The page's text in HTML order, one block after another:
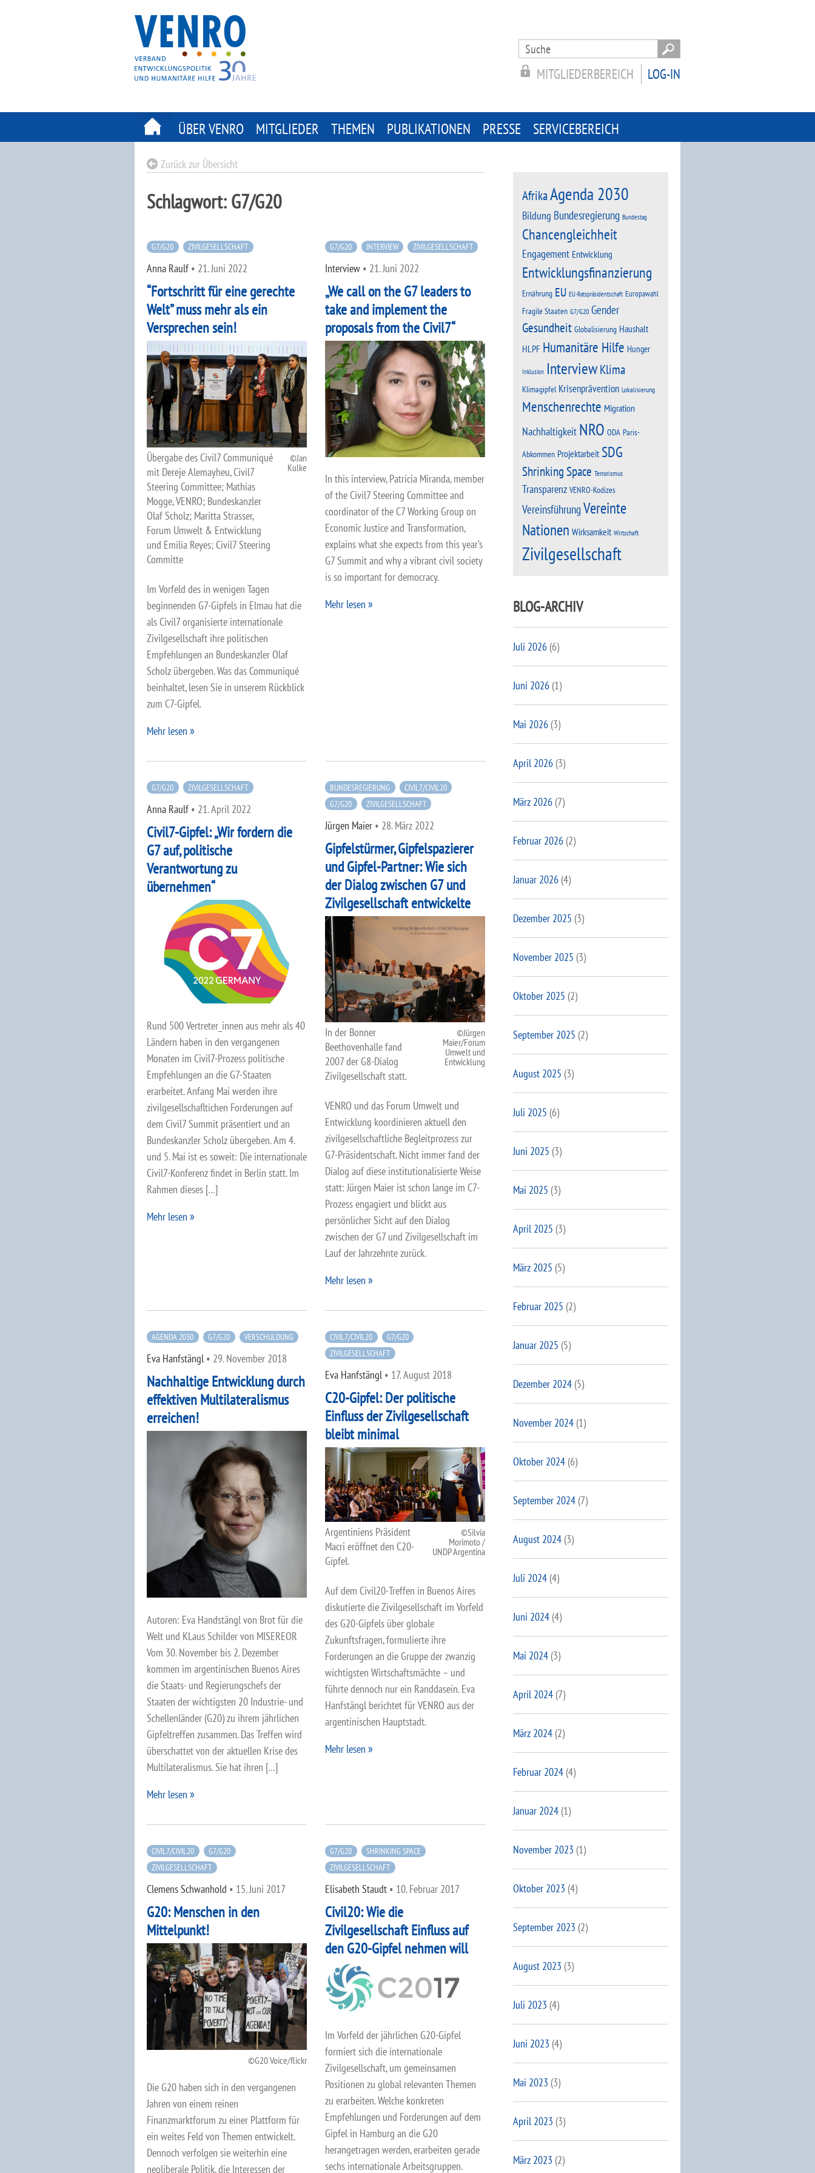
Search
for:
LOG-IN
MITGLIEDERBEREICH
ÜBER VENRO MITGLIEDER THEMEN PUBLIKATIONEN PRESSE SERVICEBEREICH
Zurück zur Übersicht
Schlagwort:G7/G20
G7/G20 ZIVILGESELLSCHAFT
Anna Raulf • 21. Juni 2022
“Fortschritt für eine gerechte
Welt” muss mehr als ein
Versprechen sein!
Übergabe des Civil7 Communiqué
mit Dereje Alemayheu, Civil7
Steering Committee; Mathias
Mogge, VENRO; Bundeskanzler
Olaf Scholz; Maritta Strasser,
Forum Umwelt & Entwicklung
und Emilia Reyes; Civil7 Steering
Committe
Jan
Kulke
Im Vorfeld des in wenigen Tagen
beginnenden G7-Gipfels in Elmau hat die
als Civil7 organisierte internationale
Zivilgesellschaft ihre politischen
Empfehlungen an Bundeskanzler Olaf
Scholz übergeben. Was das Communiqué
beinhaltet, lesen Sie in unserem Rückblick
zum C7-Gipfel.
Mehr lesen
G7/G20 INTERVIEW ZIVILGESELLSCHAFT
Interview• 21. Juni 2022
„We call on the G7 leaders to
take and implement the
proposals from the Civil7“
In this interview, Patricia Miranda, member
of the Civil7 Steering Committee and
coordinator of the C7 Working Group on
Economic Justice and Transformation,
explains what she expects from this year’s
G7 Summit and why a vibrant civil society
is so important for democracy.
Mehr lesen
G7/G20 ZIVILGESELLSCHAFT
Anna Raulf • 21. April 2022
Civil7-Gipfel: „Wir fordern die
G7 auf, politische
Verantwortung zu
übernehmen“
Rund 500 Vertreter_innen aus mehr als 40
Ländern haben in den vergangenen
Monaten im Civil7-Prozess politische
Empfehlungen an die G7-Staaten
erarbeitet. Anfang Mai werden ihre
zivilgesellschafltichen Forderungen auf
dem Civil7 Summit präsentiert und an
Bundeskanzler Scholz übergeben. Am 4.
und 5. Mai ist es soweit: Die internationale
Civil7-Konferenz findet in Berlin statt. Im
Rahmen dieses […]
Mehr lesen
BUNDESREGIERUNG
CIVIL7/CIVIL20
G7/G20
ZIVILGESELLSCHAFT
Jürgen Maier• 28. März 2022
Gipfelstürmer, Gipfelspazierer
und Gipfel-Partner: Wie sich
der Dialog zwischen G7 und
Zivilgesellschaft entwickelte
In der Bonner
Beethovenhalle fand
2007 der G8-Dialog
Zivilgesellschaft statt.
Jürgen
Maier/Forum
Umwelt und
Entwicklung
VENRO und das Forum Umwelt und
Entwicklung koordinieren aktuell den
zivilgesellschaftliche Begleitprozess zur
G7-Präsidentschaft. Nicht immer fand der
Dialog auf diese institutionalisierte Weise
statt: Jürgen Maier ist schon lange im C7-
Prozess engagiert und blickt aus
persönlicher Sicht auf den Dialog
zwischen der G7 und Zivilgesellschaft im
Lauf der Jahrzehnte zurück.
Mehr lesen
AGENDA 2030 G7/G20 VERSCHULDUNG
Eva Hanfstängl • 29. November 2018
Nachhaltige Entwicklung durch
effektiven Multilateralismus
erreichen!
Autoren: Eva Handstängl von Brot für die
Welt und KLaus Schilder von MISEREOR
Vom 30. November bis 2. Dezember
kommen im argentinischen Buenos Aires
die Staats- und Regierungschefs der
Staaten der wichtigsten 20 Industrie- und
Schellenländer (G20) zu ihrem jährlichen
Gipfeltreffen zusammen. Das Treffen wird
überschattet von der aktuellen Krise des
Multilateralismus. Sie hat ihren […]
Mehr lesen
CIVIL7/CIVIL20
G7/G20
ZIVILGESELLSCHAFT
Eva Hanfstängl• 17. August 2018
C20-Gipfel: Der politische
Einfluss der Zivilgesellschaft
bleibt minimal
Argentiniens Präsident
Macri eröffnet den C20-
Gipfel.
Silvia
Morimoto /
UNDP Argentina
Auf dem Civil20-Treffen in Buenos Aires
diskutierte die Zivilgesellschaft im Vorfeld
des G20-Gipfels über globale
Zukunftsfragen, formulierte ihre
Forderungen an die Gruppe der zwanzig
wichtigsten Wirtschaftsmächte – und
führte dennoch nur ein Randdasein. Eva
Hanfstängl berichtet für VENRO aus der
argentinischen Hauptstadt.
Mehr lesen
CIVIL7/CIVIL20
G7/G20
ZIVILGESELLSCHAFT
Clemens Schwanhold • 15. Juni 2017
G20: Menschen in den
Mittelpunkt!
G20 Voice/flickr
Die G20 haben sich in den vergangenen
Jahren von einem reinen
Finanzmarktforum zu einer Plattform für
ein weites Feld von Themen entwickelt.
Dennoch verfolgen sie weiterhin eine
neoliberale Politik, die Interessen der
G7/G20
SHRINKING SPACE
ZIVILGESELLSCHAFT
Elisabeth Staudt• 10. Februar 2017
Civil20: Wie die
Zivilgesellschaft Einfluss auf
den G20-Gipfel nehmen will
Im Vorfeld der jährlichen G20-Gipfel
formiert sich die internationale
Zivilgesellschaft, um gemeinsamen
Positionen zu global relevanten Themen
zu erarbeiten. Welche konkreten
Empfehlungen und Forderungen auf dem
Gipfel in Hamburg an die G20
herangetragen werden, erarbeiten gerade
sechs internationale Arbeitsgruppen.
AfrikaAgenda 2030
Bildung Bundesregierung Bundestag
Chancengleichheit
Engagement Entwicklung
Entwicklungsfinanzierung
Ernährung EU EU-Ratspräsidentschaft Europawahl
Fragile Staaten G7/G20 Gender
Gesundheit Globalisierung Haushalt
HLPF Humanitäre Hilfe Hunger
Inklusion Interview Klima
Klimagipfel Krisenprävention Lokalisierung
Menschenrechte Migration
Nachhaltigkeit NRO ODA Paris-
Abkommen Projektarbeit SDG
Shrinking Space Terrorismus
Transparenz VENRO-Kodizes
VereinsführungVereinte
Nationen Wirksamkeit Wirtschaft
Zivilgesellschaft
BLOG-ARCHIV
Juli 2026(6)
Juni 2026(1)
Mai 2026(3)
April 2026(3)
März 2026(7)
Februar 2026(2)
Januar 2026(4)
Dezember 2025 (3)
November 2025 (3)
Oktober 2025 (2)
September 2025 (2)
August 2025 (3)
Juli 2025 (6)
Juni 2025 (3)
Mai 2025 (3)
April 2025 (3)
März 2025 (5)
Februar 2025 (2)
Januar 2025 (5)
Dezember 2024(5)
November 2024(1)
Oktober 2024(6)
September 2024(7)
August 2024(3)
Juli 2024(4)
Juni 2024(4)
Mai 2024(3)
April 2024(7)
März 2024(2)
Februar 2024(4)
Januar 2024(1)
November 2023 (1)
Oktober 2023 (4)
September 2023 (2)
August 2023 (3)
Juli 2023 (4)
Juni 2023 (4)
Mai 2023 (3)
April 2023 (3)
März 2023 (2)